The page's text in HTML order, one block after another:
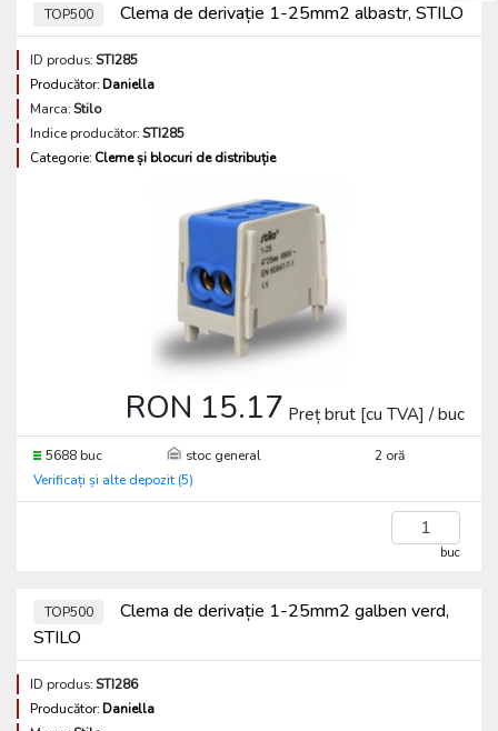
TOP500 Clema de derivație 1-25mm2 albastr, STILO
ID produs:STI285
Producător:Daniella
Marca:Stilo
Indice producător:STI285
Categorie: Cleme și blocuri de distribuție
RON 15.17 Preț brut [cu TVA] / buc
5688 buc stoc general
2 oră
Verificați și alte depozit (5)
buc
TOP500
Clema de derivație 1-25mm2 galben verd,
STILO
ID produs:STI286
Producător:Daniella